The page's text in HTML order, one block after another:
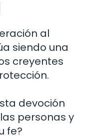
al
siendo una
creyentes
devoción
personas y
fe?